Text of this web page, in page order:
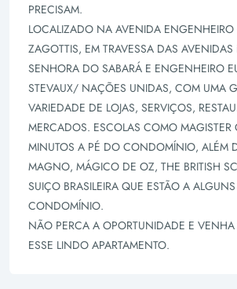
PRECISAM.
LOCALIZADO NA AVENIDA ENGENHEIRO
ZAGOTTIS, EM TRAVESSA DAS
SENHORA DO SABARÁ E ENGENHEIRO
STEVAUX/ NAÇÕES UNIDAS, COM UMA
VARIEDADE DE LOJAS, SERVIÇOS,
MERCADOS. ESCOLAS COMO MAGISTER
MINUTOS A PÉ DO CONDOMÍNIO, ALÉM
MAGNO, MÁGICO DE OZ, THE BRITISH
SUIÇO BRASILEIRA QUE ESTÃO A
CONDOMÍNIO.
NÃO PERCA A OPORTUNIDADE E
ESSE LINDO APARTAMENTO.